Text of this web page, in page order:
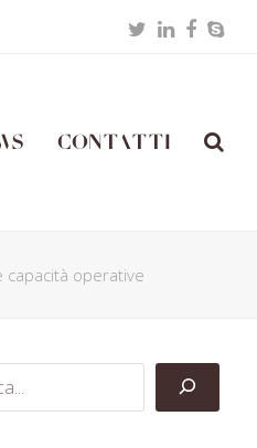
TwitterLinkedIn
Contatti
capacità operative